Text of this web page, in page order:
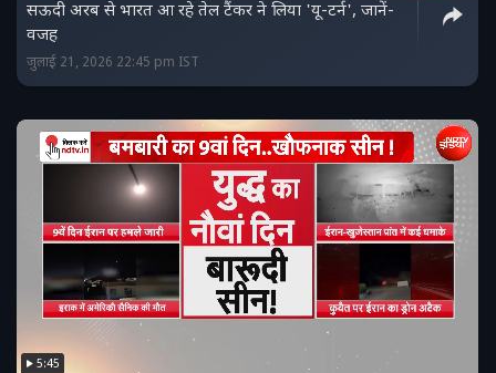
सऊदी अरब से भारत आ रहे तेल टैंकर ने लिया 'यू-टर्न', जानें-
वजह
जुलाई 21, 2026 22:45 pm IST
5:45